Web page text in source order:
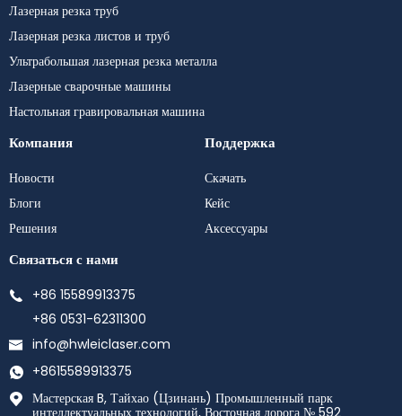
Лазерная резка труб
Лазерная резка листов и труб
Ультрабольшая лазерная резка металла
Лазерные сварочные машины
Настольная гравировальная машина
Компания
Новости
Блоги
Решения
Поддержка
Скачать
Кейс
Аксессуары
Связаться с нами
+86 15589913375
+86 0531-62311300
info@hwleiclaser.com
+8615589913375
Мастерская B, Тайхао (Цзинань) Промышленный парк
интеллектуальных технологий, Восточная дорога № 592